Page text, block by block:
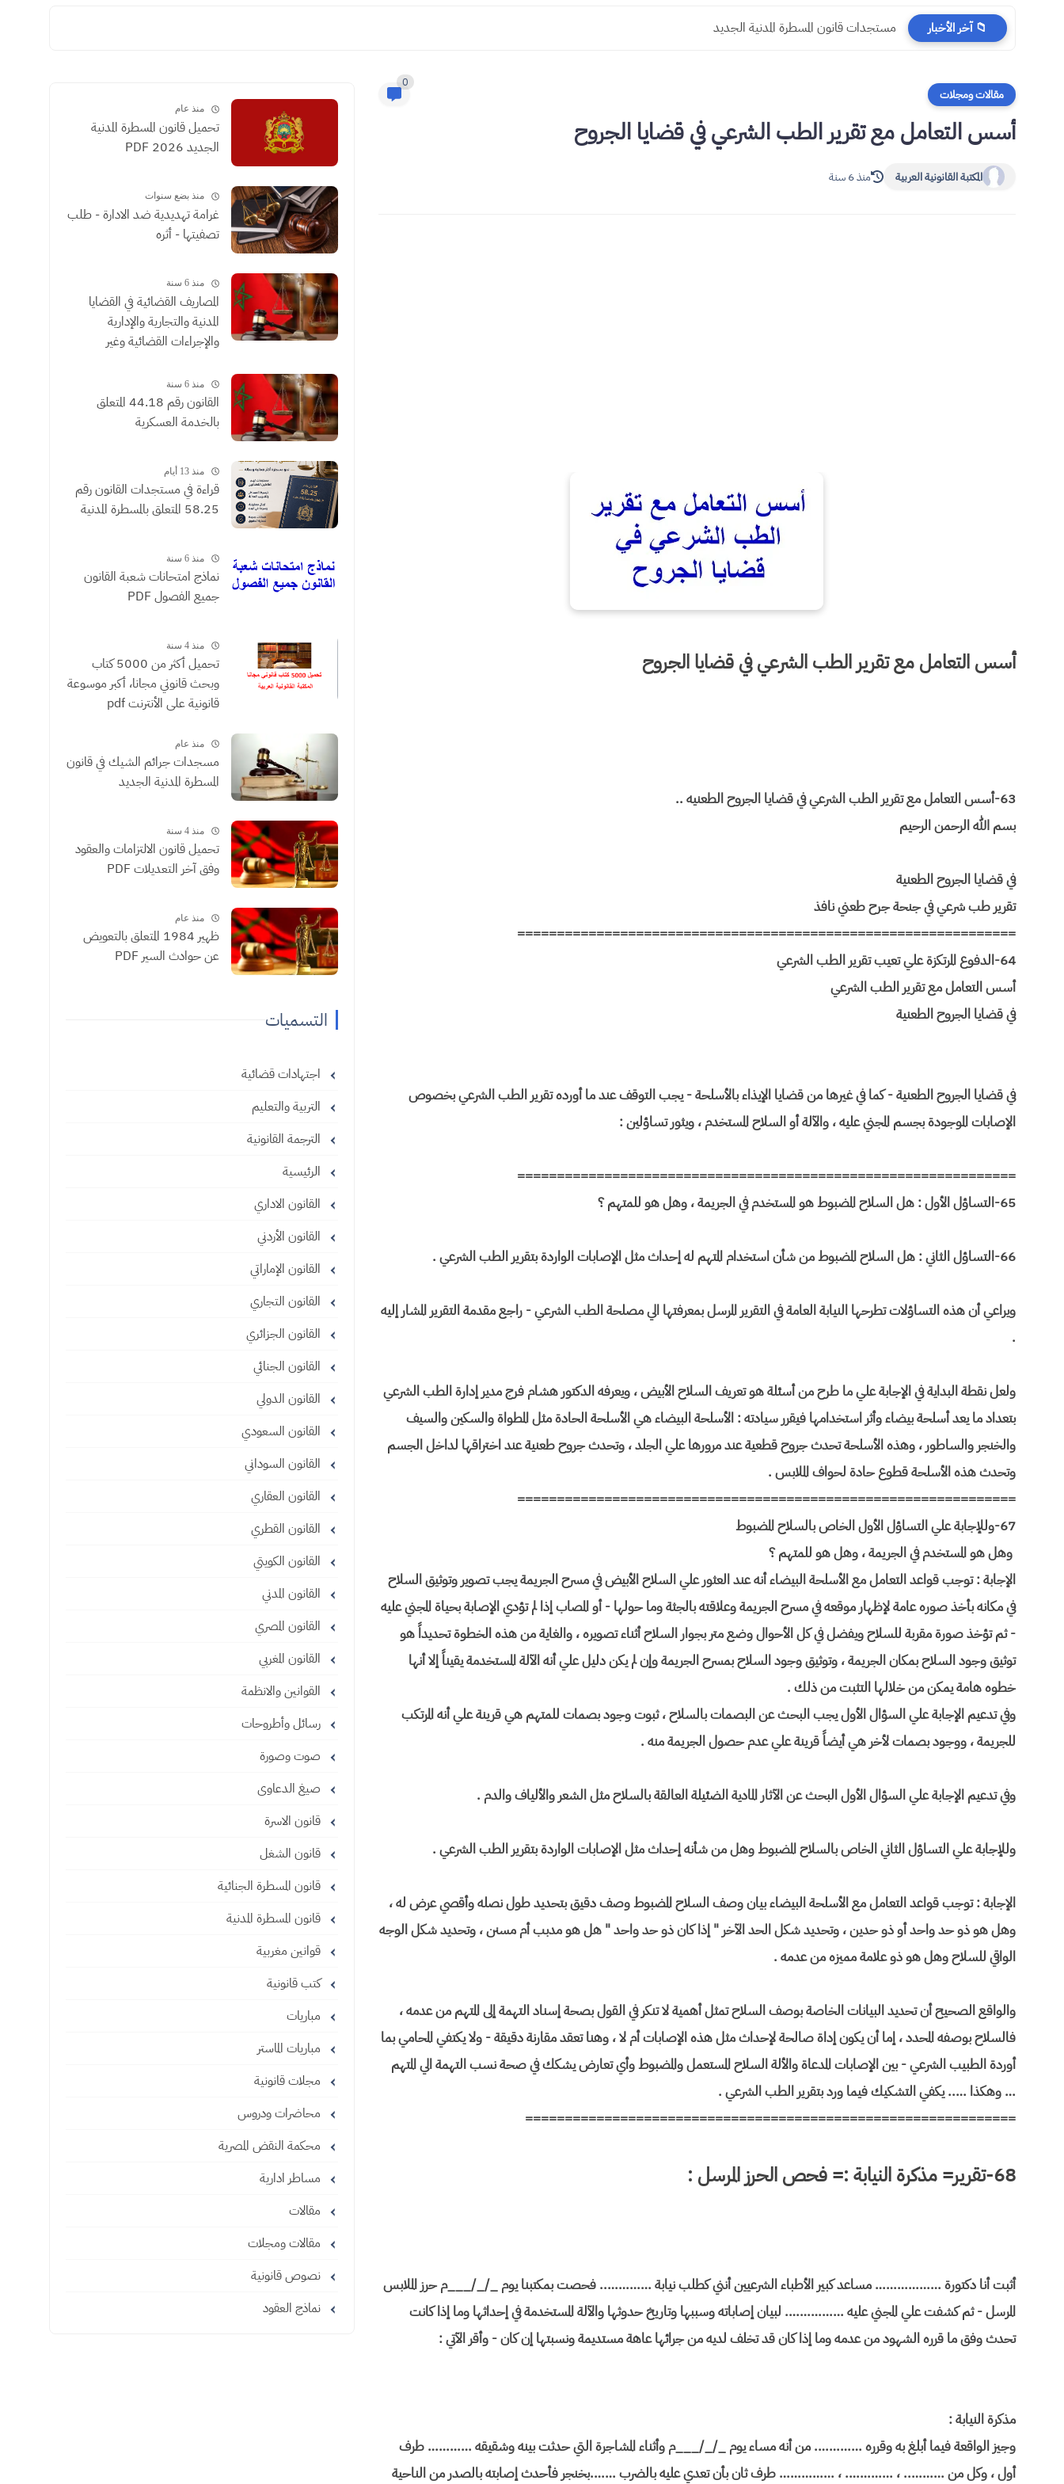
📁 آخر الأخبار مستجدات قانون المسطرة المدنية الجديد
مقالات ومجلات
0
أسس التعامل مع تقرير الطب الشرعي في قضايا الجروح
المكتبة القانونية العربية منذ 6 سنة
أسس التعامل مع تقرير الطب الشرعي في قضايا الجروح
63-أسس التعامل مع تقرير الطب الشرعي في قضايا الجروح الطعنيه ..
بسم الله الرحمن الرحيم
في قضايا الجروح الطعنية
تقرير طب شرعي في جنحة جرح طعني نافذ
===============================================================
64-الدفوع المرتكزة علي تعيب تقرير الطب الشرعي
أسس التعامل مع تقرير الطب الشرعي
في قضايا الجروح الطعنية
في قضايا الجروح الطعنية - كما في غيرها من قضايا الإيذاء بالأسلحة - يجب التوقف عند ما أورده تقرير الطب الشرعي بخصوص
الإصابات الموجودة بجسم المجني عليه ، والآلة أو السلاح المستخدم ، ويثور تساؤلين :
===============================================================
65-التساؤل الأول : هل السلاح المضبوط هو المستخدم في الجريمة ، وهل هو للمتهم ؟
66-التساؤل الثاني : هل السلاح المضبوط من شأن استخدام المتهم له إحداث مثل الإصابات الواردة بتقرير الطب الشرعي .
ويراعي أن هذه التساؤلات تطرحها النيابة العامة في التقرير المرسل بمعرفتها الي مصلحة الطب الشرعي - راجع مقدمة التقرير المشار إليه
.
ولعل نقطة البداية في الإجابة علي ما طرح من أسئلة هو تعريف السلاح الأبيض ، ويعرفه الدكتور هشام فرج مدير إدارة الطب الشرعي
بتعداد ما يعد أسلحة بيضاء وأثر استخدامها فيقرر سيادته : الأسلحة البيضاء هي الأسلحة الحادة مثل المطواة والسكين والسيف
والخنجر والساطور ، وهذه الأسلحة تحدث جروح قطعية عند مرورها علي الجلد ، وتحدث جروح طعنية عند اختراقها لداخل الجسم
وتحدث هذه الأسلحة قطوع حادة لحواف الملابس .
===============================================================
67-وللإجابة علي التساؤل الأول الخاص بالسلاح المضبوط
وهل هو المستخدم في الجريمة ، وهل هو للمتهم ؟
الإجابة : توجب قواعد التعامل مع الأسلحة البيضاء أنه عند العثور علي السلاح الأبيض في مسرح الجريمة يجب تصوير وتوثيق السلاح
في مكانه بأخذ صوره عامة لإظهار موقعه في مسرح الجريمة وعلاقته بالجثة وما حولها - أو المصاب إذا لم تؤدي الإصابة بحياة المجني عليه
- ثم تؤخذ صورة مقربة للسلاح ويفضل في كل الأحوال وضع متر بجوار السلاح أثناء تصويره ، والغاية من هذه الخطوة تحديداً هو
توثيق وجود السلاح بمكان الجريمة ، وتوثيق وجود السلاح بمسرح الجريمة وإن لم يكن دليل علي أنه الآلة المستخدمة يقيناً إلا أنها
خطوه هامة يمكن من خلالها التثبت من ذلك .
وفي تدعيم الإجابة علي السؤال الأول يجب البحث عن البصمات بالسلاح ، ثبوت وجود بصمات للمتهم هي قرينة علي أنه المرتكب
للجريمة ، ووجود بصمات لأخر هي أيضاً قرينة علي عدم حصول الجريمة منه .
وفي تدعيم الإجابة علي السؤال الأول البحث عن الآثار المادية الضئيلة العالقة بالسلاح مثل الشعر والألياف والدم .
وللإجابة علي التساؤل الثاني الخاص بالسلاح المضبوط وهل من شأنه إحداث مثل الإصابات الواردة بتقرير الطب الشرعي .
الإجابة : توجب قواعد التعامل مع الأسلحة البيضاء بيان وصف السلاح المضبوط وصف دقيق بتحديد طول نصله وأقصي عرض له ،
وهل هو ذو حد واحد أو ذو حدين ، وتحديد شكل الحد الآخر " إذا كان ذو حد واحد " هل هو مدبب أم مسنن ، وتحديد شكل الوجه
الواقي للسلاح وهل هو ذو علامة مميزه من عدمه .
والواقع الصحيح أن تحديد البيانات الخاصة بوصف السلاح تمثل أهمية لا تنكر في القول بصحة إسناد التهمة إلى المتهم من عدمه ،
فالسلاح بوصفه المحدد ، إما أن يكون إداة صالحة لإحداث مثل هذه الإصابات أم لا ، وهنا تعقد مقارنة دقيقة - ولا يكتفي المحامي بما
أوردة الطبيب الشرعي - بين الإصابات المدعاة والألة السلاح المستعمل والمضبوط وأي تعارض يشكك في صحة نسب التهمة الي المتهم
… وهكذا ….. يكفي التشكيك فيما ورد بتقرير الطب الشرعي .
==============================================================
68-تقرير= مذكرة النيابة := فحص الحرز المرسل :
أثبت أنا دكتورة ……………… مساعد كبير الأطباء الشرعيين أنني كطلب نيابة ………….. فحصت بمكتبنا يوم _/_/___م حرز الملابس
المرسل - ثم كشفت علي المجني عليه ……………. لبيان إصاباته وسببها وتاريخ حدوثها والآلة المستخدمة في إحداثها وما إذا كانت
تحدث وفق ما قرره الشهود من عدمه وما إذا كان قد تخلف لديه من جرائها عاهة مستديمة ونسبتها إن كان - وأقر الآتي :
مذكرة النيابة :
وجيز الواقعة فيما أبلغ به وقرره …………. من أنه مساء يوم _/_/___م وأثناء المشاجرة التي حدثت بينه وشقيقه ………… طرف
أول ، وكل من ……….. ، …………. ، …………… طرف ثان بأن تعدي عليه بالضرب …….بخنجر فأحدث إصابته بالصدر من الناحية
منذ عام
تحميل قانون المسطرة المدنية
الجديد 2026 PDF
منذ بضع سنوات
غرامة تهديدية ضد الادارة - طلب
تصفيتها - أثره
منذ 6 سنة
المصاريف القضائية في القضايا
المدنية والتجارية والإدارية
والإجراءات القضائية وغير
الموثقون
منذ 6 سنة
القانون رقم 44.18 المتعلق
بالخدمة العسكرية
منذ 13 أيام
​قراءة في مستجدات القانون رقم
58.25 المتعلق بالمسطرة المدنية
منذ 6 سنة
نماذج امتحانات شعبة القانون
جميع الفصول PDF
منذ 4 سنة
تحميل أكثر من 5000 كتاب
وبحث قانوني مجانا، أكبر موسوعة
قانونية على الأنترنت pdf
منذ عام
مسجدات جرائم الشيك في قانون
المسطرة المدنية الجديد
منذ 4 سنة
تحميل قانون الالتزامات والعقود
وفق آخر التعديلات PDF
منذ عام
ظهير 1984 المتعلق بالتعويض
عن حوادث السير PDF
التسميات
اجتهادات قضائية
التربية والتعليم
الترجمة القانونية
الرئيسية
القانون الاداري
القانون الأردني
القانون الإماراتي
القانون التجاري
القانون الجزائري
القانون الجنائي
القانون الدولي
القانون السعودي
القانون السوداني
القانون العقاري
القانون القطري
القانون الكويتي
القانون المدني
القانون المصري
القانون المغربي
القوانين والانظمة
رسائل وأطروحات
صوت وصورة
صيغ الدعاوى
قانون الاسرة
قانون الشغل
قانون المسطرة الجنائية
قانون المسطرة المدنية
قوانين مغربية
كتب قانونية
مباريات
مباريات الماستر
مجلات قانونية
محاضرات ودروس
محكمة النقض المصرية
مساطر ادارية
مقالات
مقالات ومجلات
نصوص قانونية
نماذج العقود